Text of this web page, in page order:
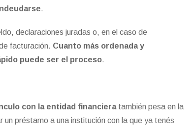
.
declaraciones juradas o, en el caso de
facturación. Cuanto más ordenada y
puede ser el proceso.
con la entidad financieratambién pesa en la
préstamo a una institución con la que ya tenés